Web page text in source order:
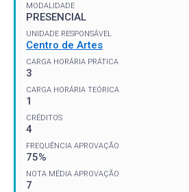
MODALIDADE
PRESENCIAL
UNIDADE RESPONSÁVEL
Centro de Artes
CARGA HORÁRIA PRÁTICA
3
CARGA HORÁRIA TEÓRICA
1
CRÉDITOS
4
FREQUÊNCIA APROVAÇÃO
75%
NOTA MÉDIA APROVAÇÃO
7